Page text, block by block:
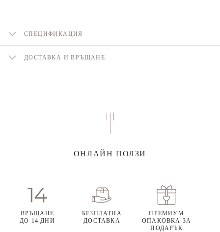
СПЕЦИФИКАЦИЯ
ДОСТАВКА И ВРЪЩАНЕ
ОНЛАЙН ПОЛЗИ
ВРЪЩАНЕ
ДО 14 ДНИ
БЕЗПЛАТНА
ДОСТАВКА
ПРЕМИУМ
ОПАКОВКА ЗА
ПОДАРЪК